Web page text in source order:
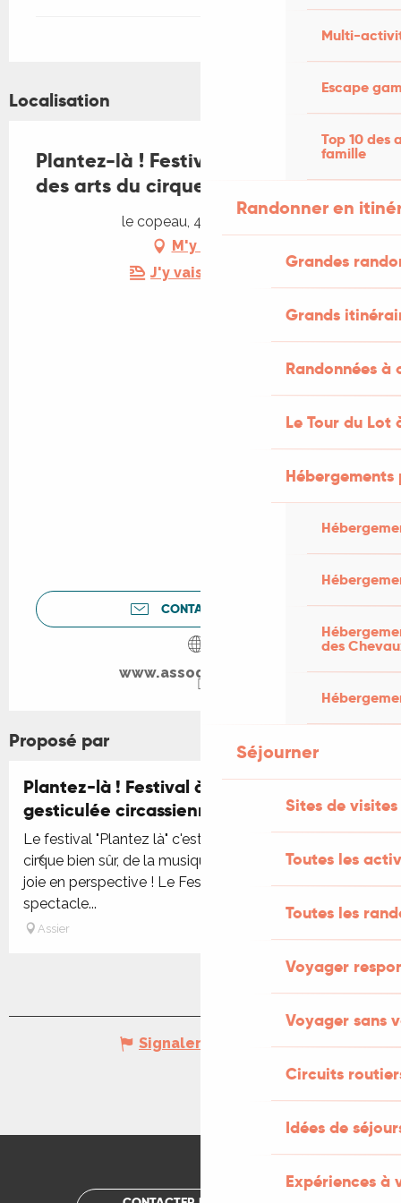
Multi-
Escape
Top 10 des
famille
Randonner en
Grandes
Grands
Randonnées
Le Tour du Lot
des
Séjourner
Sites de visites
Toutes les
Toutes les
Voyager
Voyager sans
Circuits
Idées de
Expériences à
Localisation
Plantez-là ! Festival, temps fort
des arts du cirque ! à Assier
le copeau, 46320 Assier
M'y rendre
J'y vais en train !
CONTACTEZ-NOUS
www.assodesclous.fr
Proposé par
Plantez-là ! Festival à Assier : Conférence
gesticulée circassienne
Le festival "Plantez là" c'est des ateliers artistiques, du
cirque bien sûr, de la musique et des arts de rue ! de la
joie en perspective ! Le Festival a 10 ans !Le
spectacle...
Assier
Réservable
Signaler une erreur